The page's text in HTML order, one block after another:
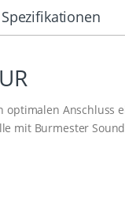
Spezifikationen
optimalen Anschluss
mit Burmester